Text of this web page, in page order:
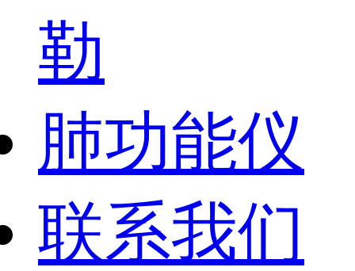
勒
肺功能仪
联系我们